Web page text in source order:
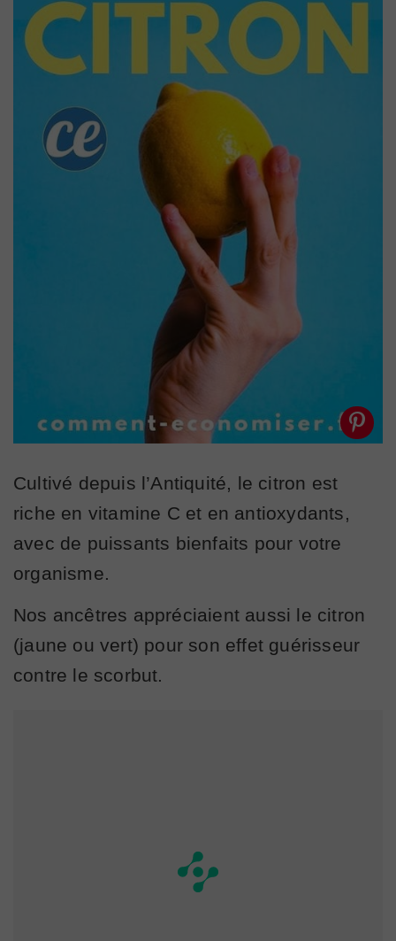
Cultivé depuis l’Antiquité, le citron est
riche en vitamine C et en antioxydants,
avec de puissants bienfaits pour votre
organisme.
Nos ancêtres appréciaient aussi le citron
(jaune ou vert) pour son effet guérisseur
contre le scorbut.